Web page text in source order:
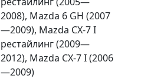
2008), Mazda 6 GH (2007
—2009), Mazda CX-7 I
рестайлинг (2009—
2012), Mazda CX-7 I (2006
—2009)